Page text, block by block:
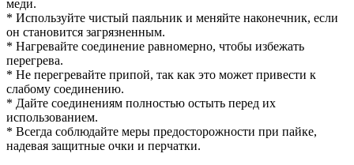
меди.
* Используйте чистый паяльник и меняйте наконечник, если
он становится загрязненным.
* Нагревайте соединение равномерно, чтобы избежать
перегрева.
* Не перегревайте припой, так как это может привести к
слабому соединению.
* Дайте соединениям полностью остыть перед их
использованием.
* Всегда соблюдайте меры предосторожности при пайке,
надевая защитные очки и перчатки.